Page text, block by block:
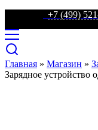
+7 (499)
Главная » Магазин »
Зарядное устройство